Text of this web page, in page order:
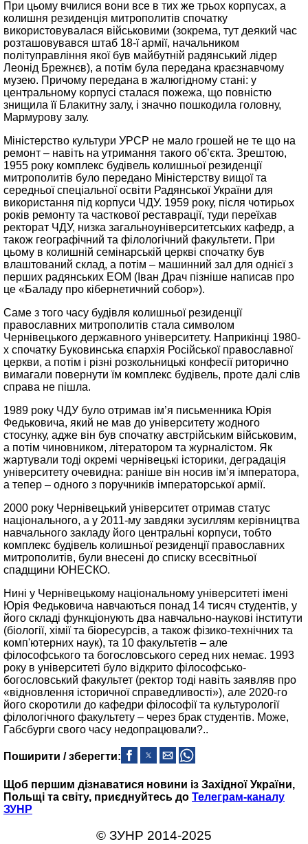
При цьому вчилися вони все в тих же трьох корпусах, а
колишня резиденція митрополитів спочатку
використовувалася військовими (зокрема, тут деякий час
розташовувався штаб 18-ї армії, начальником
політуправління якої був майбутній радянський лідер
Леонід Брежнєв), а потім була передана краєзнавчому
музею. Причому передана в жалюгідному стані: у
центральному корпусі сталася пожежа, що повністю
знищила її Блакитну залу, і значно пошкодила головну,
Мармурову залу.
Міністерство культури УРСР не мало грошей не те що на
ремонт – навіть на утримання такого об’єкта. Зрештою,
1955 року комплекс будівель колишньої резиденції
митрополитів було передано Міністерству вищої та
середньої спеціальної освіти Радянської України для
використання під корпуси ЧДУ. 1959 року, після чотирьох
років ремонту та часткової реставрації, туди переїхав
ректорат ЧДУ, низка загальноуніверситетських кафедр, а
також географічний та філологічний факультети. При
цьому в колишній семінарській церкві спочатку був
влаштований склад, а потім – машинний зал для однієї з
перших радянських ЕОМ (Іван Драч пізніше написав про
це «Баладу про кібернетичний собор»).
Саме з того часу будівля колишньої резиденції
православних митрополитів стала символом
Чернівецького державного університету. Наприкінці 1980-
х спочатку Буковинська єпархія Російської православної
церкви, а потім і різні розкольницькі конфесії риторично
вимагали повернути їм комплекс будівель, проте далі слів
справа не пішла.
1989 року ЧДУ було отримав ім’я письменника Юрія
Федьковича, який не мав до університету жодного
стосунку, адже він був спочатку австрійським військовим,
а потім чиновником, літератором та журналістом. Як
жартували тоді окремі чернівецькі історики, деградація
університету очевидна: раніше він носив ім’я імператора,
а тепер – одного з поручників імператорської армії.
2000 року Чернівецький університет отримав статус
національного, а у 2011-му завдяки зусиллям керівництва
навчального закладу його центральні корпуси, тобто
комплекс будівель колишньої резиденції православних
митрополитів, були внесені до списку всесвітньої
спадщини ЮНЕСКО.
Нині у Чернівецькому національному університеті імені
Юрія Федьковича навчаються понад 14 тисяч студентів, у
його складі функціонують два навчально-наукові інститути
(біології, хімії та біоресурсів, а також фізико-технічних та
комп'ютерних наук), та 10 факультетів – але
філософського та богословського серед них немає. 1993
року в університеті було відкрито філософсько-
богословський факультет (ректор тоді навіть заявляв про
«відновлення історичної справедливості»), але 2020-го
його скоротили до кафедри філософії та культурології
філологічного факультету – через брак студентів. Може,
Габсбурги свого часу недопрацювали?..
Поширити / зберегти:
Щоб першим дізнаватися новини із Західної України,
Польщі та світу, приєднуйтесь до Телеграм-каналу
ЗУНР
© ЗУНР 2014-2025